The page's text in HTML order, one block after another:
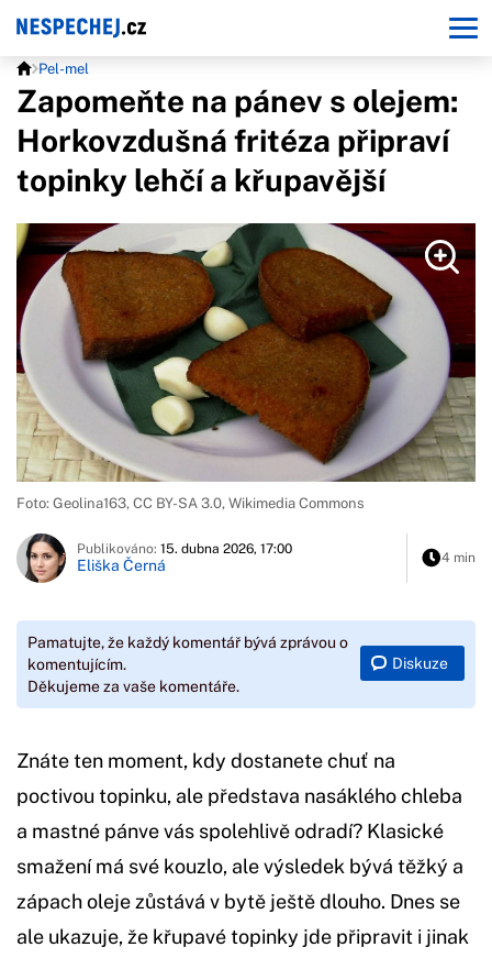
Pel-mel
Zapomeňte na pánev s olejem:
Horkovzdušná fritéza připraví
topinky lehčí a křupavější
Foto: Geolina163, CC BY-SA 3.0, Wikimedia Commons
Publikováno: 15. dubna 2026, 17:00
Eliška Černá 4 min
Pamatujte, že každý komentář bývá zprávou o
komentujícím.
Děkujeme za vaše komentáře.
Diskuze
Znáte ten moment, kdy dostanete chuť na
poctivou topinku, ale představa nasáklého chleba
a mastné pánve vás spolehlivě odradí? Klasické
smažení má své kouzlo, ale výsledek bývá těžký a
zápach oleje zůstává v bytě ještě dlouho. Dnes se
ale ukazuje, že křupavé topinky jde připravit i jinak